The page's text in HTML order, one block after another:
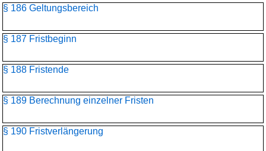
§ 186 Geltungsbereich
§ 187 Fristbeginn
§ 188 Fristende
§ 189 Berechnung einzelner Fristen
§ 190 Fristverlängerung